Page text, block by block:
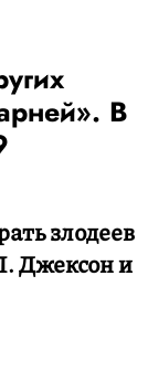
В
злодеев
Джексон и